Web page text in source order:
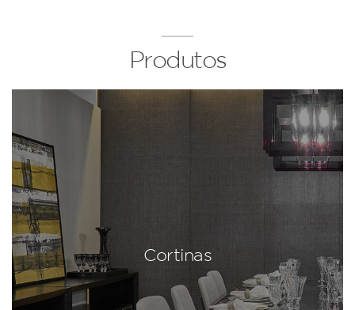
Produtos
Cortinas